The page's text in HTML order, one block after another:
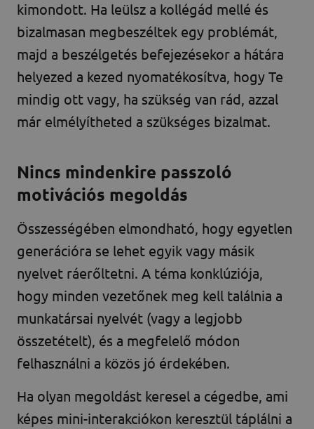
kimondott. Ha leülsz a kollégád mellé és
bizalmasan megbeszéltek egy problémát,
majd a beszélgetés befejezésekor a hátára
helyezed a kezed nyomatékosítva, hogy Te
mindig ott vagy, ha szükség van rád, azzal
már elmélyítheted a szükséges bizalmat.
Nincs mindenkire passzoló
motivációs megoldás
Összességében elmondható, hogy egyetlen
generációra se lehet egyik vagy másik
nyelvet ráerőltetni. A téma konklúziója,
hogy minden vezetőnek meg kell találnia a
munkatársai nyelvét (vagy a legjobb
összetételt), és a megfelelő módon
felhasználni a közös jó érdekében.
Ha olyan megoldást keresel a cégedbe, ami
képes mini-interakciókon keresztül táplálni a